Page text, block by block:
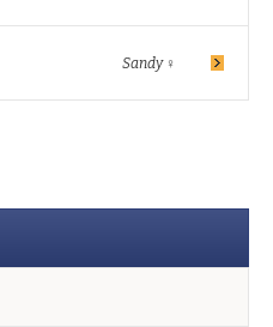
Sandy ♀